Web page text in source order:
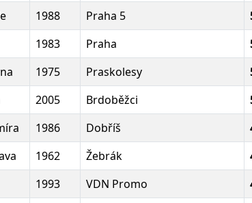
1988 Praha 5
1983 Praha
1975 Praskolesy
2005 Brdoběžci
1986 Dobříš
1962 Žebrák
1993 VDN Promo